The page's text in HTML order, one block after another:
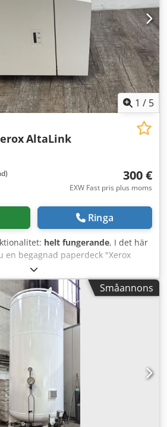
eller avhämtning dokumenteras
på video. För ytterligare
välkommen att kontakta oss
1 / 5
AltaLink
300 €
EXW Fast pris plus moms
Ringa
helt fungerande, I det här
en begagnad paperdeck "Xerox
1 x Xerox AltaLink C81xx
Dedjwymkvepfx Anljck Skick: Detta
begagnad enhet som kan uppvisa
(mindre repor eller missfärgning).
är fullt fungerande. Emballage och
att inspektera enheten under
leverans möjlig på
är du naturligtvis
oss personligen.
Småannons